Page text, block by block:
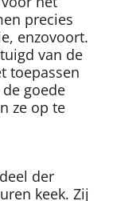
precies
enzovoort.
van de
toepassen
goede
ze op te
der
keek. Zij